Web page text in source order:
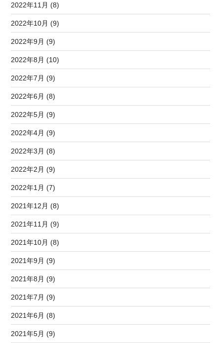
2022年11月 (8)
2022年10月 (9)
2022年9月 (9)
2022年8月 (10)
2022年7月 (9)
2022年6月 (8)
2022年5月 (9)
2022年4月 (9)
2022年3月 (8)
2022年2月 (9)
2022年1月 (7)
2021年12月 (8)
2021年11月 (9)
2021年10月 (8)
2021年9月 (9)
2021年8月 (9)
2021年7月 (9)
2021年6月 (8)
2021年5月 (9)